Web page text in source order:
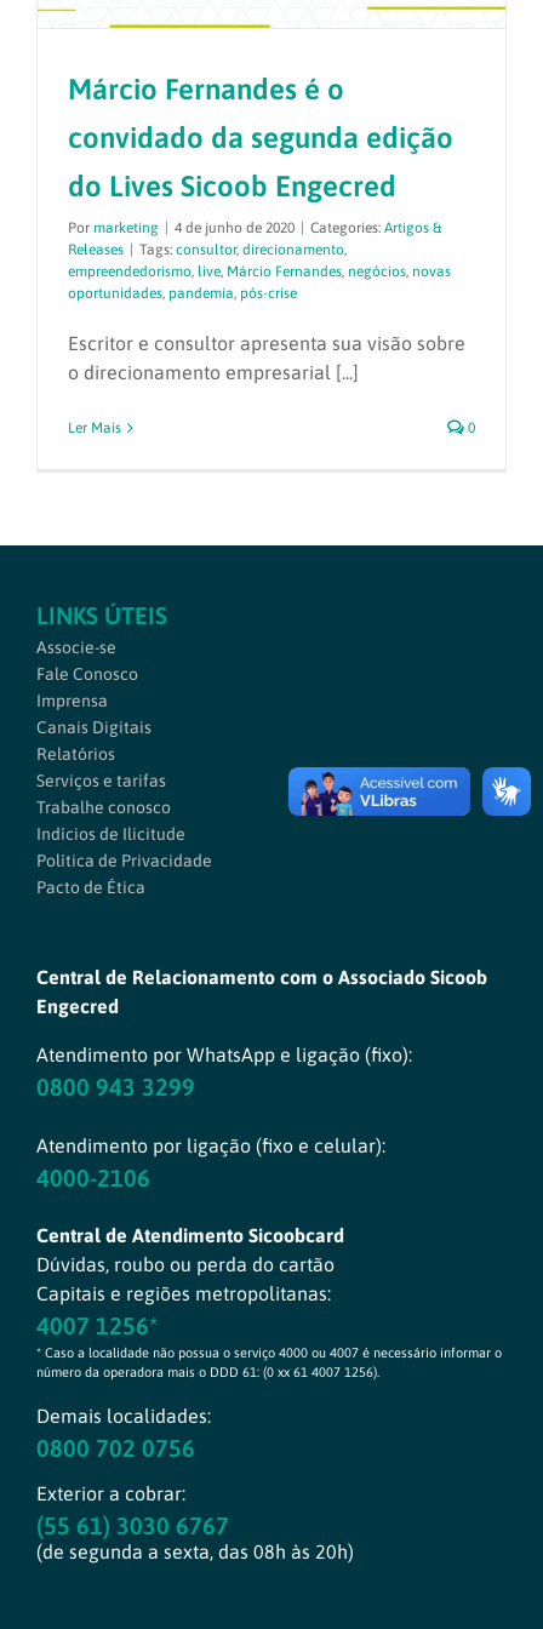
Márcio Fernandes é o
convidado da segunda edição
do Lives Sicoob Engecred
Por marketing 4 de junho de 2020 Categories: Artigos &
Releases
Tags: consultor, direcionamento,
empreendedorismo, live, Márcio Fernandes, negócios, novas
oportunidades, pandemia, pós-crise
Escritor e consultor apresenta sua visão sobre
o direcionamento empresarial [...]
Ler Mais 0
LINKS ÚTEIS
Associe-se
Fale Conosco
Imprensa
Canais Digitais
Relatórios
Serviços e tarifas
Trabalhe conosco
Indícios de Ilicitude
Política de Privacidade
Pacto de Ética
Central de Relacionamento com o Associado Sicoob
Engecred
Atendimento por WhatsApp e ligação (fixo):
0800 943 3299
Atendimento por ligação (fixo e celular):
4000-2106
Central de Atendimento Sicoobcard
Dúvidas, roubo ou perda do cartão
Capitais e regiões metropolitanas:
4007 1256*
* Caso a localidade não possua o serviço 4000 ou 4007 é necessário informar o
número da operadora mais o DDD 61: (0 xx 61 4007 1256).
Demais localidades:
0800 702 0756
Exterior a cobrar:
(55 61) 3030 6767
(de segunda a sexta, das 08h às 20h)